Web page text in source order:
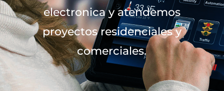
electronica y atendemos
proyectos residenciales y
comerciales.